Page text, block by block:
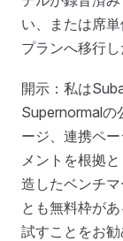
い、または席
プランへ移行し
開示：私は
Supernormalの
ージ、連携ペ
メントを根拠
造したベンチ
とも無料枠が
試すことをお勧